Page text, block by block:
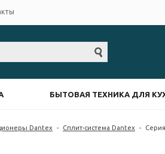
БЫТОВАЯ ТЕХНИКА ДЛЯ
Dantex - Сплит-система Dantex -